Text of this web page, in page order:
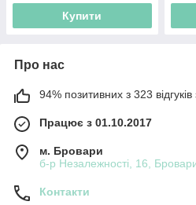
Купити
Про нас
94% позитивних з 323 відгуків
Працює з 01.10.2017
м. Бровари
б-р Незалежності, 16,
Контакти